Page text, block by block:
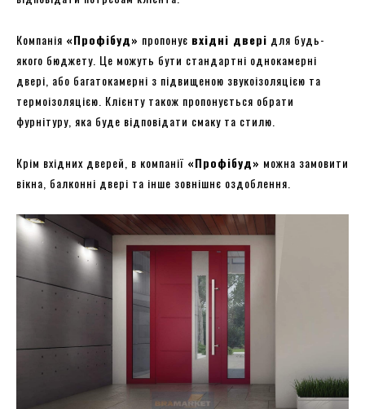
Компанія «Профібуд» пропонує вхідні двері для будь-
якого бюджету. Це можуть бути стандартні однокамерні
двері, або багатокамерні з підвищеною звукоізоляцією та
термоізоляцією. Клієнту також пропонується обрати
фурнітуру, яка буде відповідати смаку та стилю.
Крім вхідних дверей, в компанії «Профібуд» можна замовити
вікна, балконні двері та інше зовнішнє оздоблення.